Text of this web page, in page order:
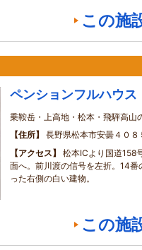
この施
ペンションフルハウス
乗鞍岳・上高地・松本・飛騨高山
住所
長野県松本市安曇４０８
アクセス
松本ICより国道158
面へ。前川渡の信号を左折。14
った右側の白い建物。
この施